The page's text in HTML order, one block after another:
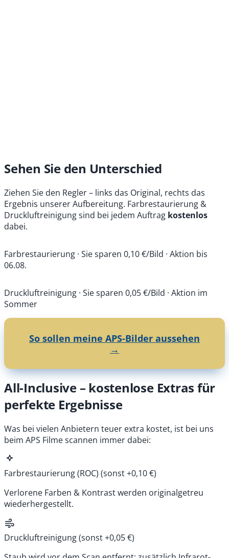
Sehen Sie den Unterschied
Ziehen Sie den Regler – links das Original, rechts das
Ergebnis unserer Aufbereitung. Farbrestaurierung &
Druckluftreinigung sind bei jedem Auftrag kostenlos
dabei.
Original
Farbrestaurierung · Sie sparen 0,10 €/Bild · Aktion bis
06.08.
Original
Druckluftreinigung · Sie sparen 0,05 €/Bild · Aktion im
Sommer
So sollen meine APS-Bilder aussehen
→
All-Inclusive – kostenlose Extras für
perfekte Ergebnisse
Was bei vielen Anbietern teuer extra kostet, ist bei uns
beim APS Filme scannen immer dabei:
Farbrestaurierung (ROC) (sonst +0,10 €)
Verlorene Farben & Kontrast werden originalgetreu
wiederhergestellt.
Druckluftreinigung(sonst +0,05 €)